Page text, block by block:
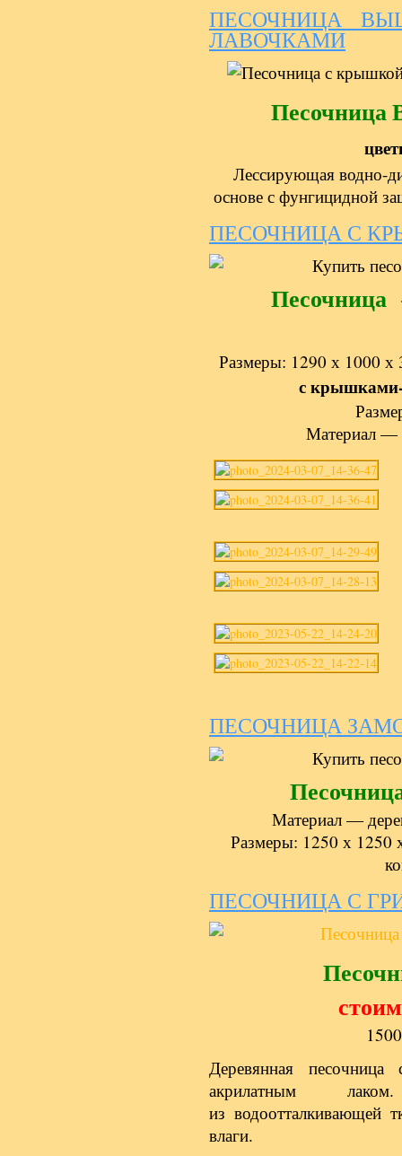
ПЕСОЧНИЦА
ЛАВОЧКАМИ
Песочница
Лессирующая водно-
основе с фунгицидной
ПЕСОЧНИЦА С
Размеры: 1290 х 1000
с
Материал —
ПЕСОЧНИЦА
Материал —
Размеры: 1250 х
ПЕСОЧНИЦА С
Деревянная
акрилатным
из водоотталкивающей
влаги.